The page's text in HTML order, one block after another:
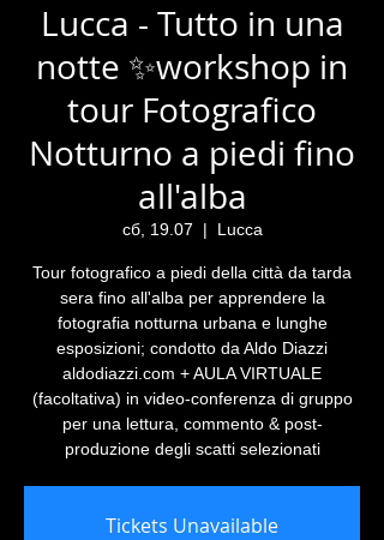
Lucca - Tutto in una
notte ✨workshop in
tour Fotografico
Notturno a piedi fino
all'alba
сб, 19.07
  |
Lucca
Tour fotografico a piedi della città da tarda
sera fino all'alba per apprendere la
fotografia notturna urbana e lunghe
esposizioni; condotto da Aldo Diazzi
aldodiazzi.com + AULA VIRTUALE
(facoltativa) in video-conferenza di gruppo
per una lettura, commento & post-
produzione degli scatti selezionati
Tickets Unavailable